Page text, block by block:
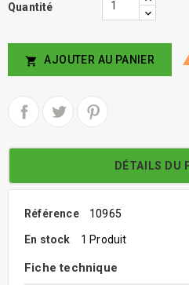
Quantité
 AJOUTER AU PANIER
DÉTAILS DU
Référence 10965
En stock 1 Produit
Fiche technique